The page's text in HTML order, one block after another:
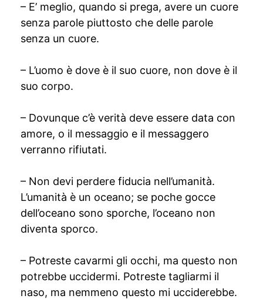
– E’ meglio, quando si prega, avere un cuore
senza parole piuttosto che delle parole
senza un cuore.
– L’uomo è dove è il suo cuore, non dove è il
suo corpo.
– Dovunque c’è verità deve essere data con
amore, o il messaggio e il messaggero
verranno rifiutati.
– Non devi perdere fiducia nell’umanità.
L’umanità è un oceano; se poche gocce
dell’oceano sono sporche, l’oceano non
diventa sporco.
– Potreste cavarmi gli occhi, ma questo non
potrebbe uccidermi. Potreste tagliarmi il
naso, ma nemmeno questo mi ucciderebbe.